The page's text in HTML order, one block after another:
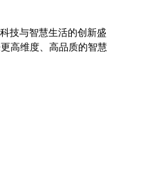
技与智慧生活的创新盛
高维度、高品质的智慧